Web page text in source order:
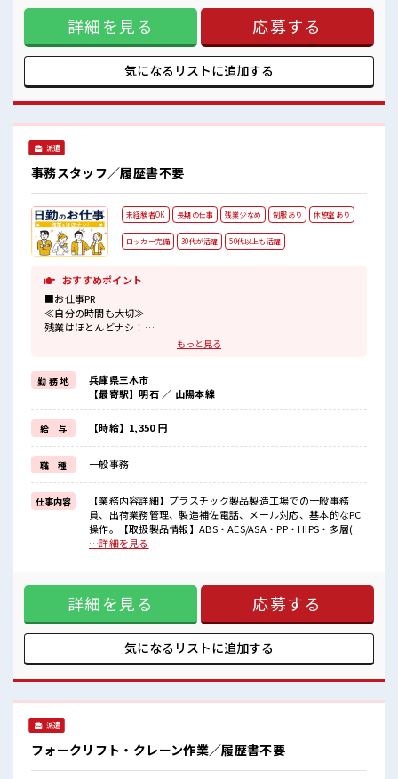
す♪ 制服があると毎日の服選びに悩まずOK♪ ≪初めての仕
事だけど自分にもできそう≫ 新しいことにチャレンジするの
は不安だけど、 しっかり働く環境が整っています！ イチから
スキルUP・ステップUP目指していきましょう！ ≪自分に向
いている仕事が探せる≫ 困った事などがあれば、 担当がしっ
かりサポートします！ ■職場の雰囲気 しっかり休める休憩室
てお仕事に集中♪ 残業が多めだからしっかり稼ぎたい方にも
オススメ！
詳細を見る 応募する
気になるリストに追加する
派遣
事務スタッフ／履歴書不要
未経験者OK 長期の仕事 残業少なめ 制服あり 休憩室あり
ロッカー完備 30代が活躍 50代以上も活躍
おすすめポイント
■お仕事PR
≪自分の時間も大切≫
残業はほとんどナシ！
場合によってはお願いすることもあります♪
制服があるので、
毎日の服装の悩み解消♪
≪未経験OKの仕事≫
新しいことにチャレンジするのは不安だけど、
しっかり働く環境が整っています！
イチからスキルUP・ステップUP目指していきましょう！
≪自分に向いている仕事が探せる≫
困った事などがあれば、
担当がしっかりサポートします！
■職場の雰囲気
仕事の合間の息抜きは休憩室で♪
ロッカーあり！
プライベートも謳歌できる☆
もっと見る
勤 務 地
兵庫県三木市
【最寄駅】明石 ／ 山陽本線
給 与 【時給】1,350 円
職 種 一般事務
仕事内容
【業務内容詳細】プラスチック製品製造工場での一般事務
員、出荷業務管理、製造補佐電話、メール対応、基本的なPC
操作。【取扱製品情報】ABS・AES/ASA・PP・HIPS・多層(2
～3層)・プリントシート等、真空成形、その他製作加工 ■お
服があるので、 毎日の服装の悩み解消♪ ≪未経験OKの仕事
≫ 新しいことにチャレンジするのは不安だけど、 しっかり働
く環境が整っています！ イチからスキルUP・ステップUP目
指していきましょう！ ≪自分に向いている仕事が探せる≫ 困
った事などがあれば、 担当がしっかりサポートします！ ■職
場の雰囲気 仕事の合間の息抜きは休憩室で♪ ロッカーあり！
も謳歌できる☆
…詳細を見る
詳細を見る 応募する
気になるリストに追加する
派遣
フォークリフト・クレーン作業／履歴書不要